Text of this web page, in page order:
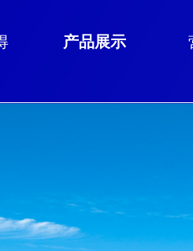
产品展示